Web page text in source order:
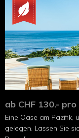
ab CHF 130.-
Eine Oase am Pazifik,
gelegen. Lassen Sie